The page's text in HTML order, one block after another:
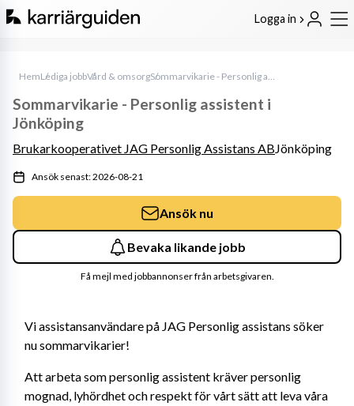
Logga in
HemLediga jobbVård & omsorg Sommarvikarie - Personlig assistent i Jönköping
Vi assistansanvändare på JAG Personlig assistans söker
nu sommarvikarier!
Att arbeta som personlig assistent kräver personlig
mognad, lyhördhet och respekt för vårt sätt att leva våra
Sommarvikarie - Personlig assistent i
Jönköping
Brukarkooperativet JAG Personlig Assistans ABJönköping
Ansök senast: 2026-08-21
Ansök nu
Bevaka likande jobb
Få mejl med jobbannonser från arbetsgivaren.